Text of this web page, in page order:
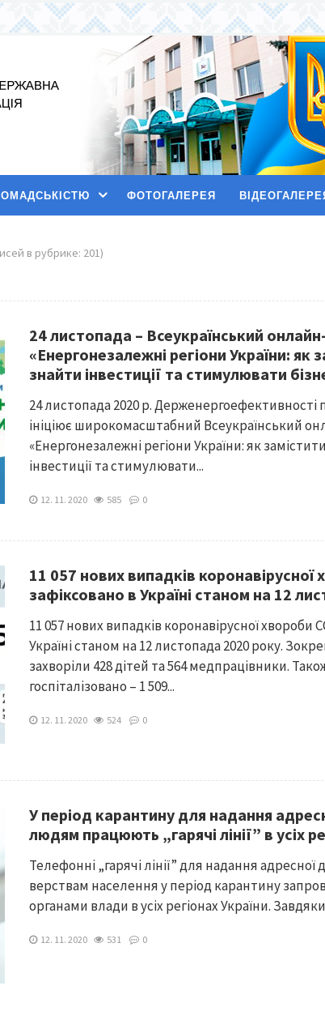
ФОТОГАЛЕРЕЯ
в рубрике: 201)
24 листопада – Всеукраїнський
«Енергонезалежні регіони України: як
знайти інвестиції та стимулювати
24 листопада 2020 р. Держенергоефективності
ініціює широкомасштабний Всеукраїнський
«Енергонезалежні регіони України: як
інвестиції та стимулювати...
12. 11. 2020 585 0
11 057 нових випадків коронавірусної
зафіксовано в Україні станом на 12
11 057 нових випадків коронавірусної хвороби
Україні станом на 12 листопада 2020 року.
захворіли 428 дітей та 564 медпрацівники.
госпіталізовано – 1 509...
12. 11. 2020 524 0
У період карантину для надання
людям працюють „гарячі лінії” в усіх
Телефонні „гарячі лінії” для надання
верствам населення у період карантину
органами влади в усіх регіонах України.
12. 11. 2020 531 0